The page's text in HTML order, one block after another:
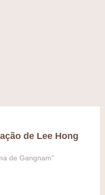
de Lee Hong
de Gangnam”